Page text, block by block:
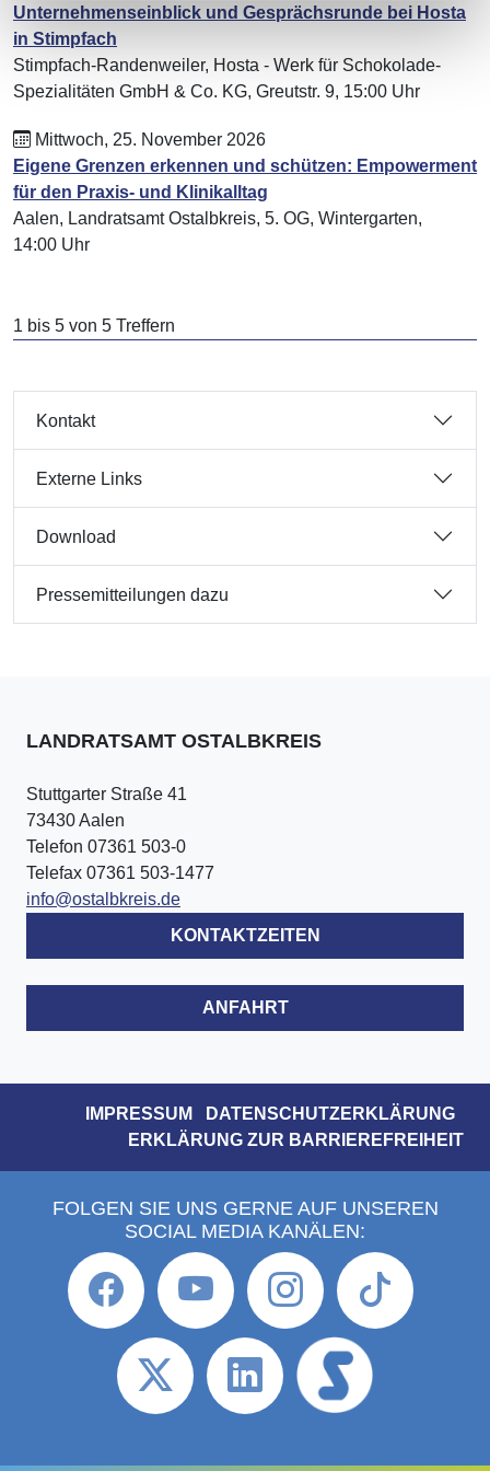
Unternehmenseinblick und Gesprächsrunde bei Hosta
in Stimpfach
Stimpfach-Randenweiler, Hosta - Werk für Schokolade-
Spezialitäten GmbH & Co. KG, Greutstr. 9, 15:00 Uhr
Mittwoch, 25. November 2026
Eigene Grenzen erkennen und schützen: Empowerment
für den Praxis- und Klinikalltag
Aalen, Landratsamt Ostalbkreis, 5. OG, Wintergarten,
14:00 Uhr
1 bis 5 von 5 Treffern
Kontakt
Externe Links
Download
Pressemitteilungen dazu
LANDRATSAMT OSTALBKREIS
Stuttgarter Straße 41
73430 Aalen
Telefon 07361 503-0
Telefax 07361 503-1477
info@ostalbkreis.de
KONTAKTZEITEN
ANFAHRT
IMPRESSUM
DATENSCHUTZERKLÄRUNG
ERKLÄRUNG ZUR BARRIEREFREIHEIT
FOLGEN SIE UNS GERNE AUF UNSEREN
SOCIAL MEDIA KANÄLEN: